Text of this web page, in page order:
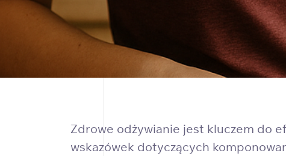
Zdrowe odżywianie jest kluczem do
wskazówek dotyczących